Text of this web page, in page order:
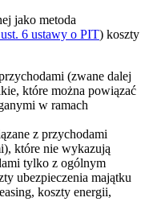
jako metoda
6 ustawy o PIT) koszty
(zwane dalej
które można powiązać
w ramach
z przychodami
które nie wykazują
tylko z ogólnym
ubezpieczenia majątku
koszty energii,